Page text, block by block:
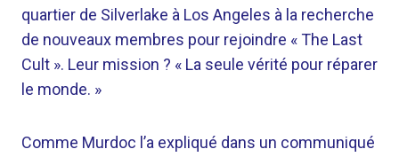
quartier de Silverlake à Los Angeles à la recherche
de nouveaux membres pour rejoindre « The Last
Cult ». Leur mission ? « La seule vérité pour réparer
le monde. »
Comme Murdoc l’a expliqué dans un communiqué